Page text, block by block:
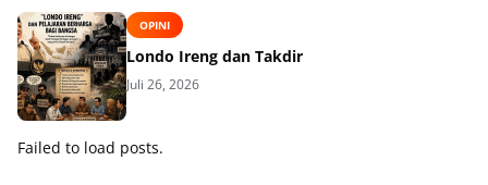
OPINI
Londo Ireng dan Takdir
Juli 26, 2026
Failed to load posts.